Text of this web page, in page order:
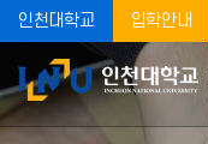
인천대학교 입학안내